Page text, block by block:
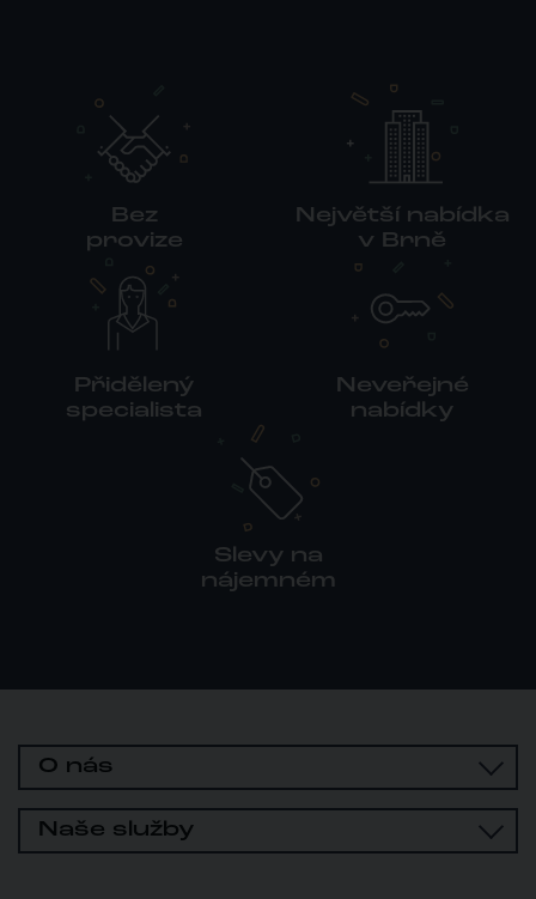
Bez
provize
Největší nabídka
v Brně
Přidělený
specialista
Neveřejné
nabídky
Slevy na
nájemném
O nás
Naše služby